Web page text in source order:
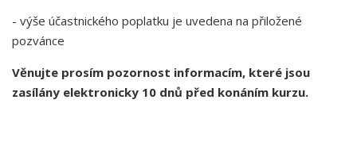
- výše účastnického poplatku je uvedena na přiložené
pozvánce
Věnujte prosím pozornost informacím, které jsou
zasílány elektronicky 10 dnů před konáním kurzu.